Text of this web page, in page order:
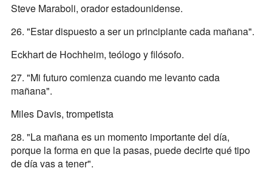
Steve Maraboli, orador estadounidense.
26. "Estar dispuesto a ser un principiante cada mañana".
Eckhart de Hochheim, teólogo y filósofo.
27. "Mi futuro comienza cuando me levanto cada
mañana".
Miles Davis, trompetista
28. "La mañana es un momento importante del día,
porque la forma en que la pasas, puede decirte qué tipo
de día vas a tener".